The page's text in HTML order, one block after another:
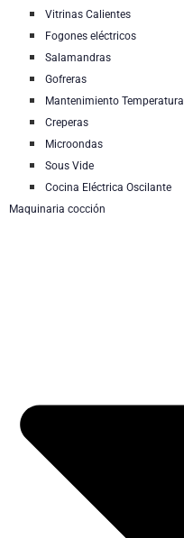
Vitrinas Calientes
Fogones eléctricos
Salamandras
Gofreras
Mantenimiento Temperatura
Creperas
Microondas
Sous Vide
Cocina Eléctrica Oscilante
Maquinaria cocción